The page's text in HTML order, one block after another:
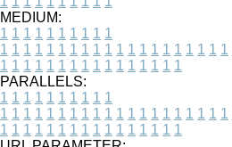
MEDIUM:
1 1 1 1 1 1 1 1 1 1
1 1 1 1 1 1 1 1 1 1 1 1 1 1 1 1 1 1 1 1
1 1 1 1 1 1 1 1 1 1 1 1 1 1 1 1
PARALLELS:
1 1 1 1 1 1 1 1 1 1
1 1 1 1 1 1 1 1 1 1 1 1 1 1 1 1 1 1 1 1
1 1 1 1 1 1 1 1 1 1 1 1 1 1 1 1